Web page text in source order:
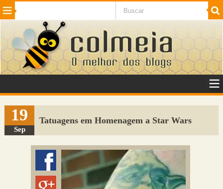
Beleza Cinema e TV
Internet Jogos NotÃ­cias SaÃºde
VeÃ­culos Adulto
Sugerir Link
Adicionar Blog
Colmeia Exchange
19
Sep
Tatuagens em Homenagem a Star Wars